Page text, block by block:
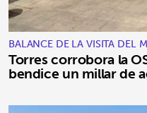
BALANCE DE LA VISITA DEL
Torres corrobora la
bendice un millar de